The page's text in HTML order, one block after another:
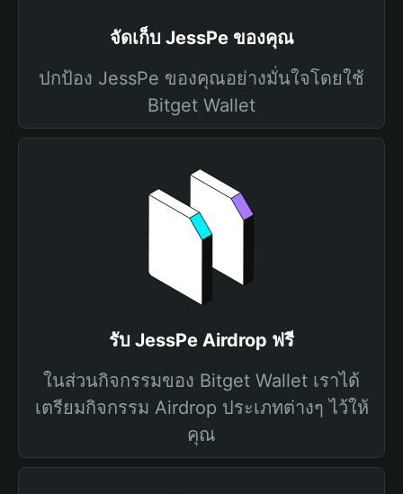
จัดเก็บ JessPe ของคุณ
ปกป้อง JessPe ของคุณอย่างมั่นใจโดยใช้
Bitget Wallet
รับ JessPe Airdrop ฟรี
ในส่วนกิจกรรมของ Bitget Wallet เราได้
เตรียมกิจกรรม Airdrop ประเภทต่างๆ ไว้ให้
คุณ